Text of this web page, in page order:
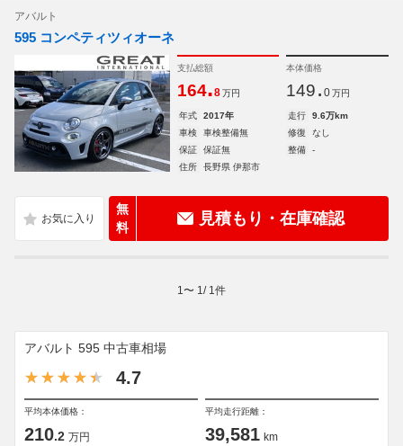
アバルト
595 コンペティツィオーネ
支払総額
164.8 万円
本体価格
149. 0 万円
年式 2017年 走行
9.6万km
車検
車検整備無 修復
なし
保証
保証無 整備
-
住所
長野県 伊那市
無
料
見積もり・在庫確認
1 〜 1 / 1 件
アバルト 595 中古車相場
4.7
平均本体価格：
210.2 万円
平均走行距離：
39,581 km